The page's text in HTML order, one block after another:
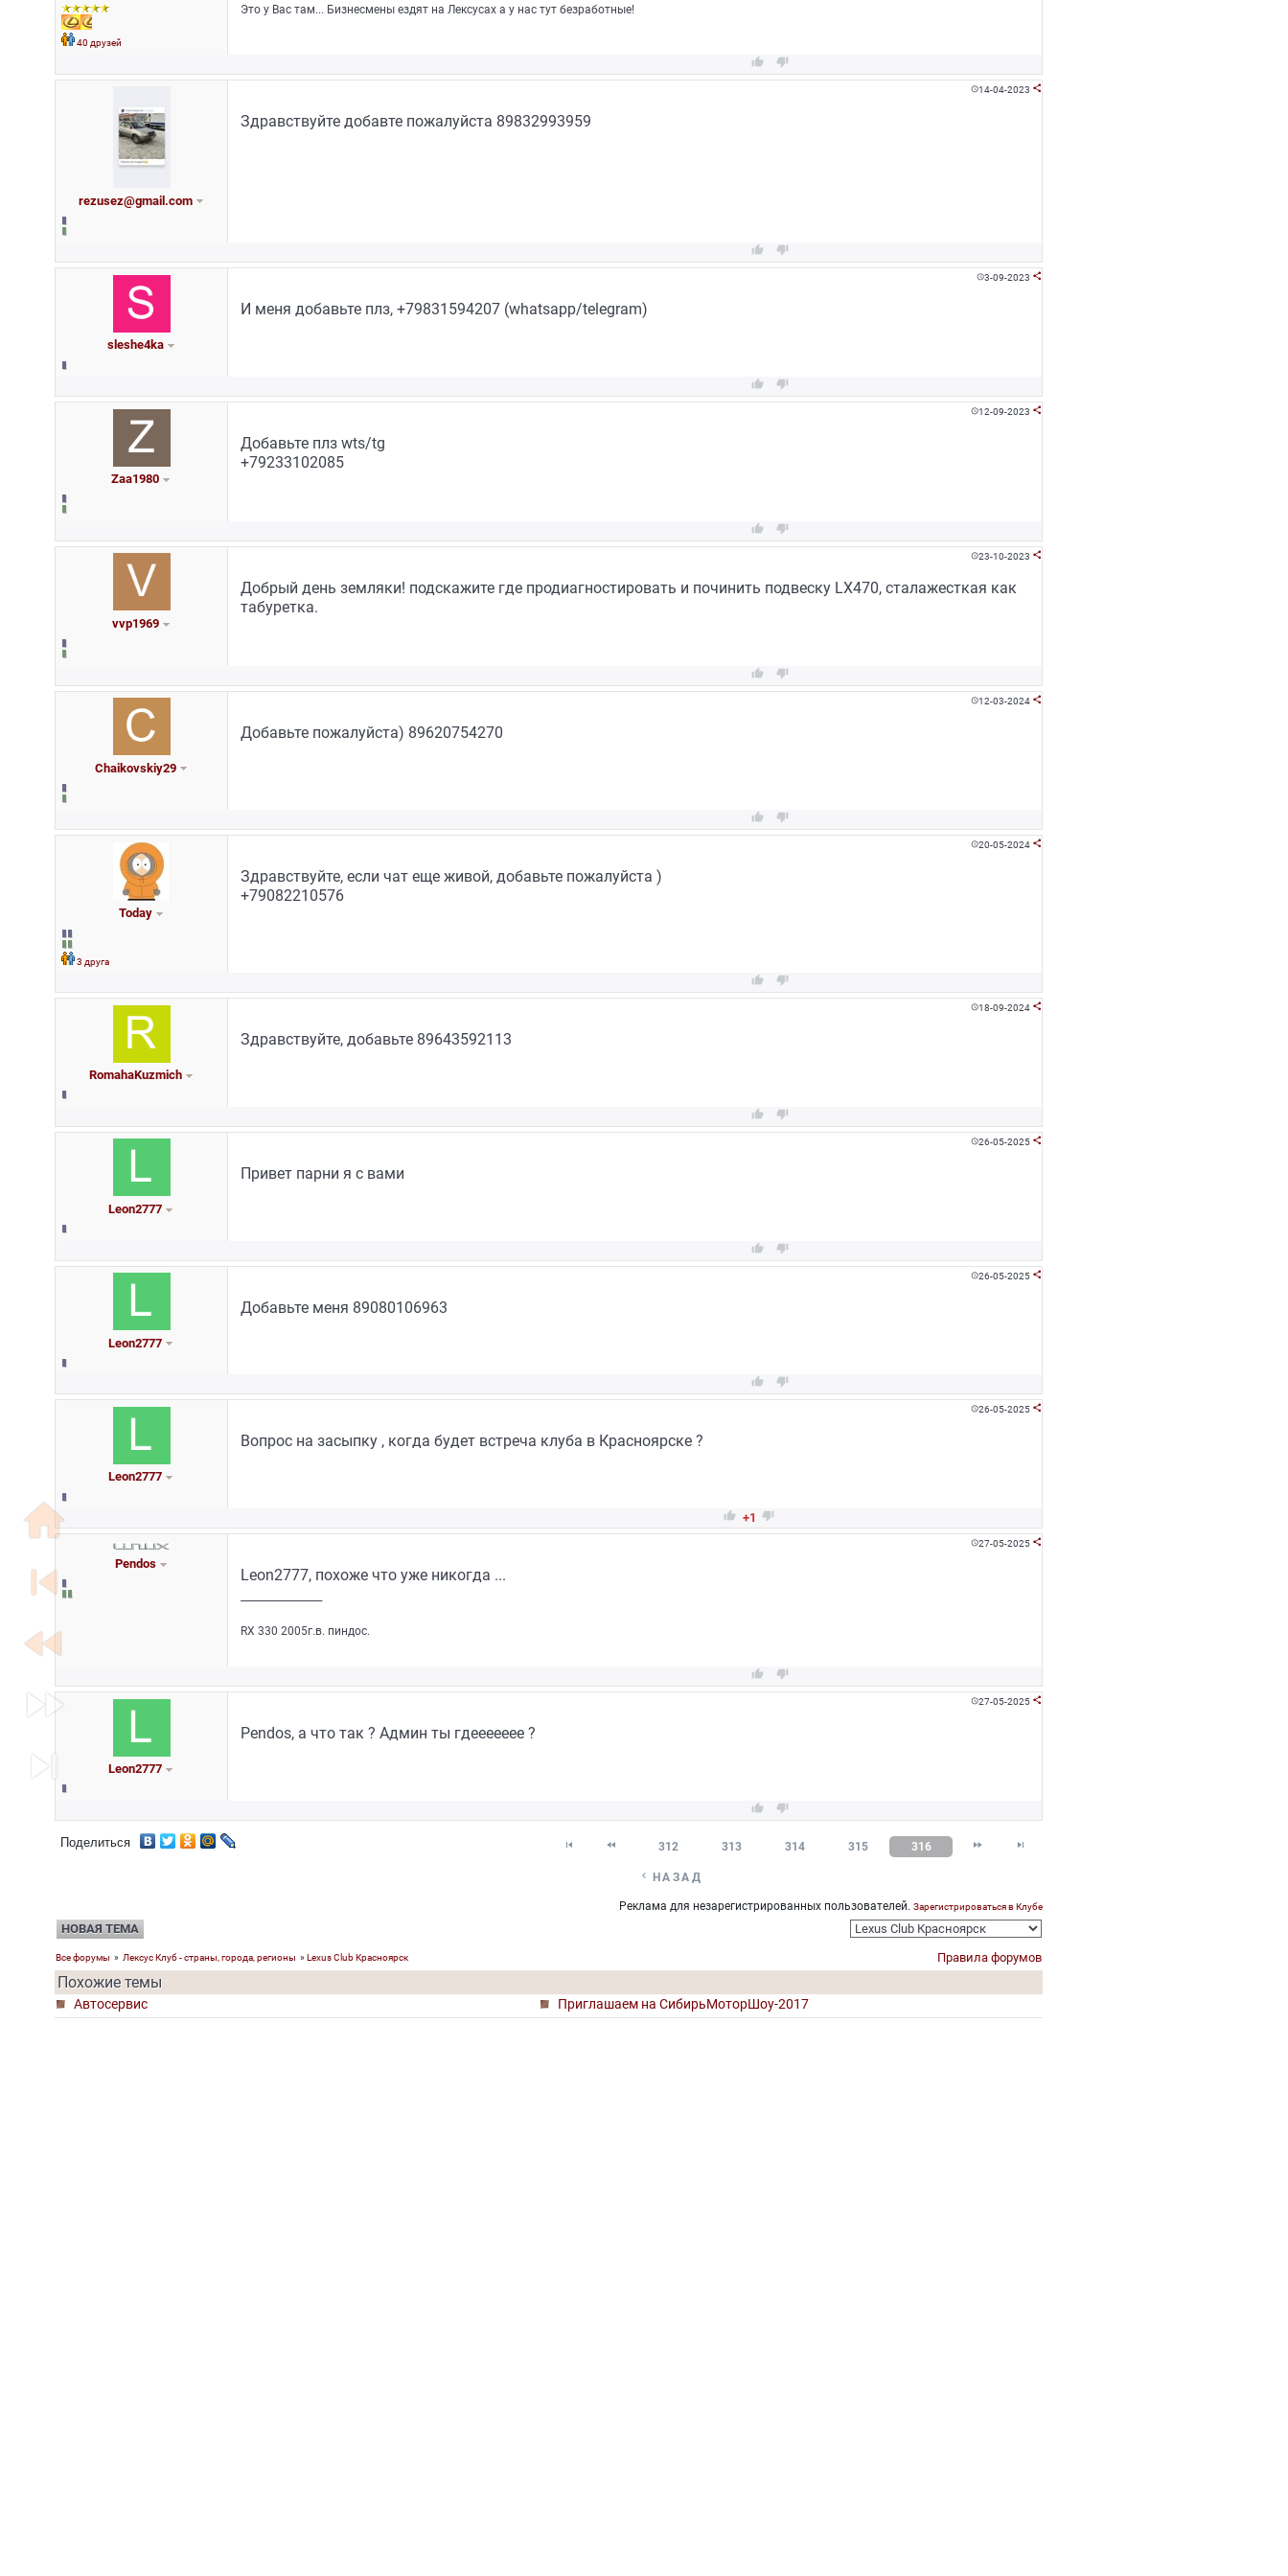
home
skip_previous
fast_rewind
fast_forward
skip_next
40 друзей
Это у Вас там... Бизнесмены ездят на Лексусах а у нас тут безработные!
 
rezusez@gmail.com
14-04-2023 
Здравствуйте добавте пожалуйста 89832993959
 
sleshe4ka
3-09-2023 
И меня добавьте плз, +79831594207 (whatsapp/telegram)
 
Zaa1980
12-09-2023 
Добавьте плз wts/tg
+79233102085
 
vvp1969
23-10-2023 
Добрый день земляки! подскажите где продиагностировать и починить подвеску LX470, сталажесткая как
табуретка.
 
Chaikovskiy29
12-03-2024 
Добавьте пожалуйста) 89620754270
 
Today
3 друга
20-05-2024 
Здравствуйте, если чат еще живой, добавьте пожалуйста )
+79082210576
 
RomahaKuzmich
18-09-2024 
Здравствуйте, добавьте 89643592113
 
Leon2777
26-05-2025 
Привет парни я с вами
 
Leon2777
26-05-2025 
Добавьте меня 89080106963
 
Leon2777
26-05-2025 
Вопрос на засыпку , когда будет встреча клуба в Красноярске ?
 +1 
Pendos
27-05-2025 
Leon2777, похоже что уже никогда ...
RX 330 2005г.в. пиндос.
 
Leon2777
27-05-2025 
Pendos, а что так ? Админ ты гдеееееее ?
 
Поделиться   312 313 314 315 316  
 НАЗАД
Реклама для незарегистрированных пользователей. Зарегистрироваться в Клубе
НОВАЯ ТЕМА
Все форумы » Лексус Клуб - страны, города, регионы » Lexus Club Красноярск Правила форумов
Похожие темы
Автосервис Приглашаем на СибирьМоторШоу-2017